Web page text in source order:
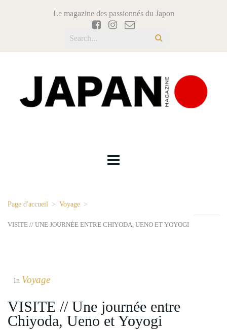
Le magazine des passionnés du Japon
Page d'accueil > Voyage >
VISITE // UNE JOURNÉE ENTRE CHIYODA, UENO ET YOYOGI
In Voyage
VISITE // Une journée entre
Chiyoda, Ueno et Yoyogi